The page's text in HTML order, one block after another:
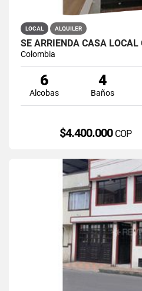
LOCAL ALQUILER
Colombia
6
Alcobas
4
Baños
$4.400.000 COP